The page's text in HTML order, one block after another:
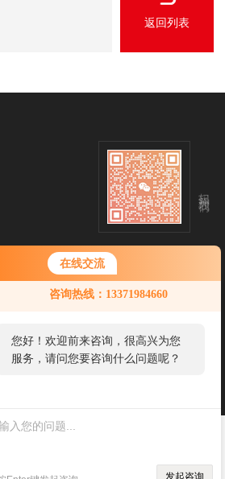
在线交流
咨询热线：13371984660
您好！欢迎前来咨询，很高兴为您
服务，请问您要咨询什么问题呢？
您好，看您停留很久了，是否找到
了需求产品，您可以直接在线与我
发起咨询
返回列表
：